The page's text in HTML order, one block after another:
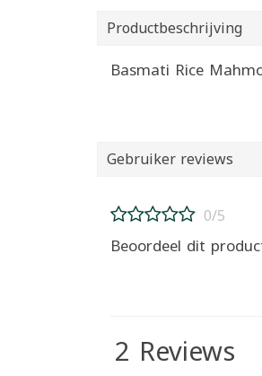
Productbeschrijving
Gebruiker reviews
0/5
Beoordeel dit
2 Reviews